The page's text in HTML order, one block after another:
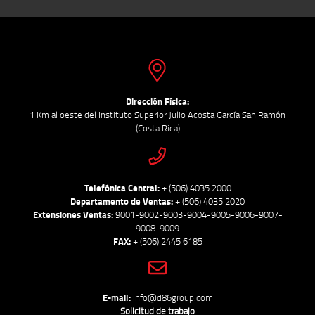
Dirección Física:
1 Km al oeste del Instituto Superior Julio Acosta García San Ramón
(Costa Rica)
Telefónica Central:+ (506) 4035 2000
Departamento de Ventas:+ (506) 4035 2020
Extensiones Ventas:9001-9002-9003-9004-9005-9006-9007-
9008-9009
FAX:+ (506) 2445 6185
E-mail: info@d86group.com
Solicitud de trabajo